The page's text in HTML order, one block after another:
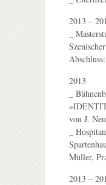
2013 –
_
2013
_
von J.
_
Müller,
2013 –